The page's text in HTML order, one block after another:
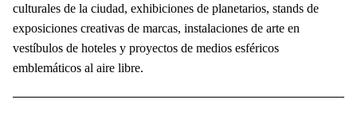
culturales de la ciudad, exhibiciones de planetarios, stands de
exposiciones creativas de marcas, instalaciones de arte en
vestíbulos de hoteles y proyectos de medios esféricos
emblemáticos al aire libre.